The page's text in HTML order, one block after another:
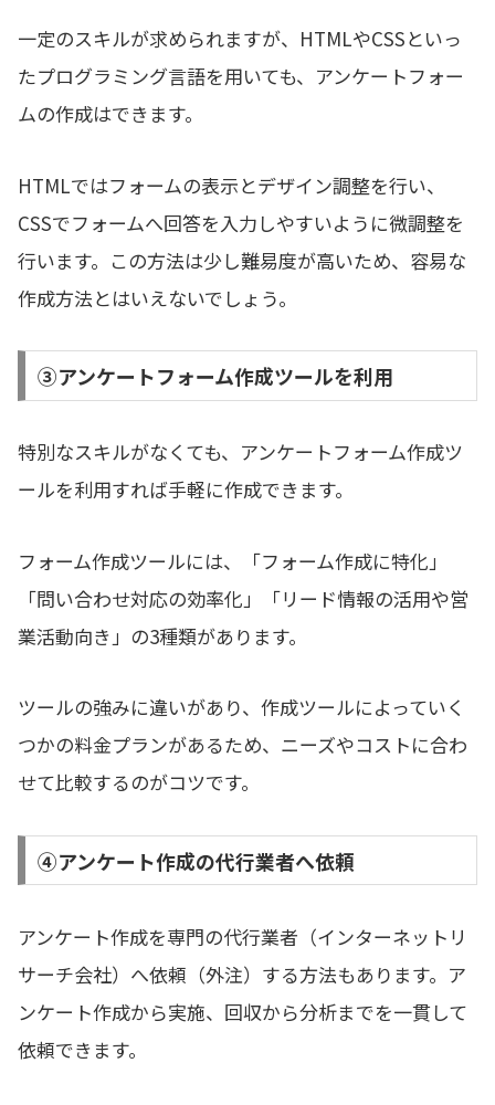
一定のスキルが求められますが、HTMLやCSSといっ
たプログラミング言語を用いても、アンケートフォー
ムの作成はできます。
HTMLではフォームの表示とデザイン調整を行い、
CSSでフォームへ回答を入力しやすいように微調整を
行います。この方法は少し難易度が高いため、容易な
作成方法とはいえないでしょう。
③アンケートフォーム作成ツールを利用
特別なスキルがなくても、アンケートフォーム作成ツ
ールを利用すれば手軽に作成できます。
フォーム作成ツールには、「フォーム作成に特化」
「問い合わせ対応の効率化」「リード情報の活用や営
業活動向き」の3種類があります。
ツールの強みに違いがあり、作成ツールによっていく
つかの料金プランがあるため、ニーズやコストに合わ
せて比較するのがコツです。
④アンケート作成の代行業者へ依頼
アンケート作成を専門の代行業者（インターネットリ
サーチ会社）へ依頼（外注）する方法もあります。ア
ンケート作成から実施、回収から分析までを一貫して
依頼できます。